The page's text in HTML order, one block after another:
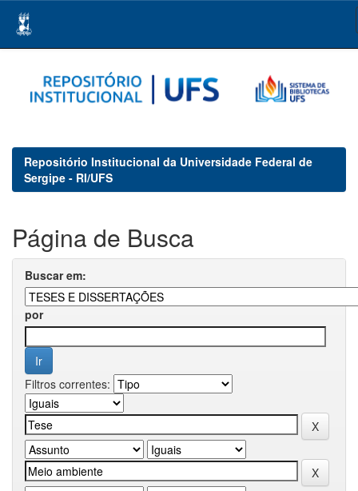
navigation
Repositório Institucional da Universidade Federal de
Sergipe - RI/UFS
Página de Busca
Buscar em:
por
Filtros correntes: